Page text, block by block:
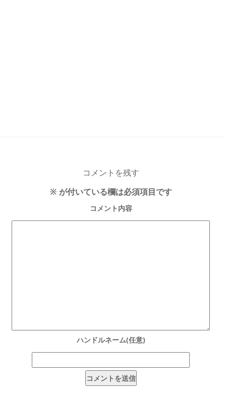
コメントを残す
※ が付いている欄は必須項目です